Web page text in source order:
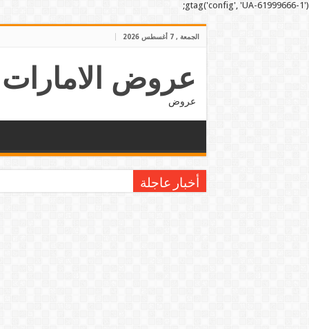
gtag('config', 'UA-61999666-1');
الجمعة , 7 أغسطس 2026
عروض الامارات
عروض
أخبار عاجلة